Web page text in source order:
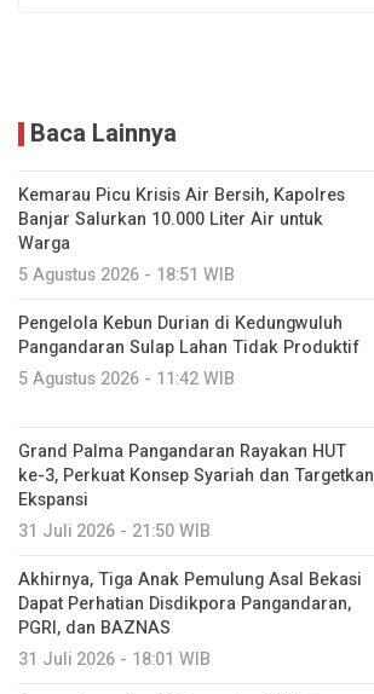
Baca Lainnya
Kemarau Picu Krisis Air Bersih, Kapolres
Banjar Salurkan 10.000 Liter Air untuk
Warga
5 Agustus 2026 - 18:51 WIB
Pengelola Kebun Durian di Kedungwuluh
Pangandaran Sulap Lahan Tidak Produktif ‎
5 Agustus 2026 - 11:42 WIB
Grand Palma Pangandaran Rayakan HUT
ke-3, Perkuat Konsep Syariah dan Targetkan
Ekspansi
31 Juli 2026 - 21:50 WIB
Akhirnya, Tiga Anak Pemulung Asal Bekasi
Dapat Perhatian Disdikpora Pangandaran,
PGRI, dan BAZNAS
31 Juli 2026 - 18:01 WIB